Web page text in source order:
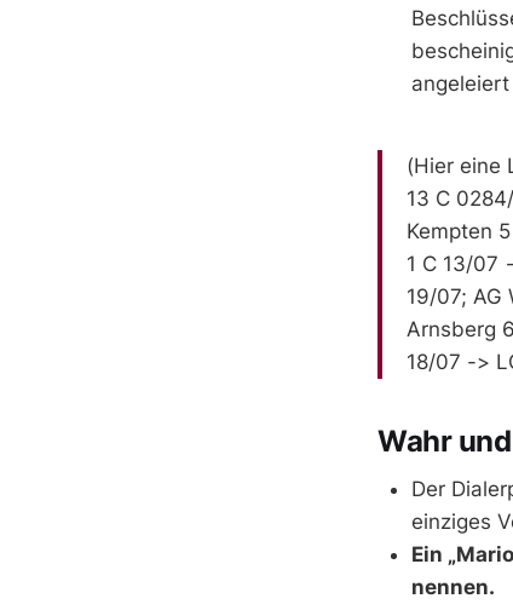
(Hier eine
13 C
Kempten
1 C 13/07
19/07; AG
Arnsberg
18/07 ->
Wahr
Der
einziges
Ein
nennen.